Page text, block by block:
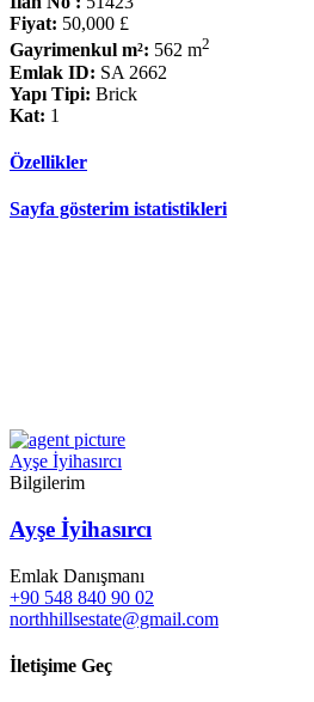
Fiyat: 50,000 £
Gayrimenkul m²: 562 m2
Emlak ID: SA 2662
Yapı Tipi: Brick
Kat: 1
Özellikler
Sayfa gösterim istatistikleri
Ayşe İyihasırcı
Bilgilerim
Ayşe İyihasırcı
Emlak Danışmanı
+90 548 840 90 02
northhillsestate@gmail.com
İletişime Geç